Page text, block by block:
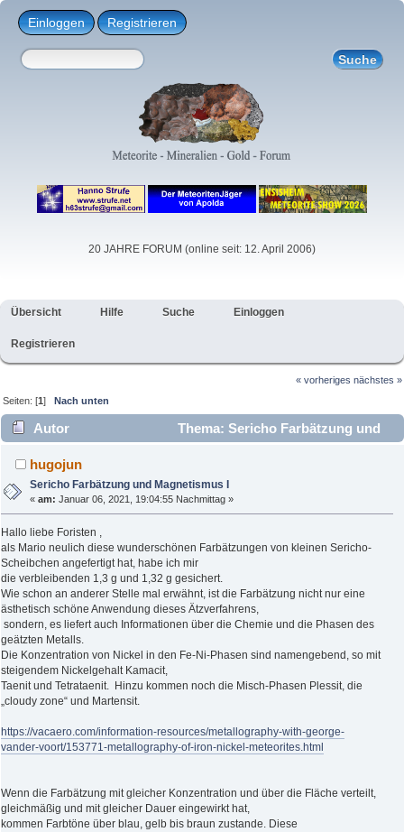
Einloggen Registrieren
20 JAHRE FORUM (online seit: 12. April 2006)
Übersicht Hilfe Suche Einloggen
Registrieren
« vorheriges nächstes »
Seiten: [1]Nach unten
Autor
Thema: Sericho Farbätzung und
Magnetismus I (Gelesen 1928 mal)
hugojun
Sericho Farbätzung und Magnetismus I
«am: Januar 06, 2021, 19:04:55 Nachmittag »
Hallo liebe Foristen ,
als Mario neulich diese wunderschönen Farbätzungen von kleinen Sericho-
Scheibchen angefertigt hat, habe ich mir
die verbleibenden 1,3 g und 1,32 g gesichert.
Wie schon an anderer Stelle mal erwähnt, ist die Farbätzung nicht nur eine
ästhetisch schöne Anwendung dieses Ätzverfahrens,
sondern, es liefert auch Informationen über die Chemie und die Phasen des
geätzten Metalls.
Die Konzentration von Nickel in den Fe-Ni-Phasen sind namengebend, so mit
steigendem Nickelgehalt Kamacit,
Taenit und Tetrataenit. Hinzu kommen noch die Misch-Phasen Plessit, die
„cloudy zone“ und Martensit.
https://vacaero.com/information-resources/metallography-with-george-
vander-voort/153771-metallography-of-iron-nickel-meteorites.html
Wenn die Farbätzung mit gleicher Konzentration und über die Fläche verteilt,
gleichmäßig und mit gleicher Dauer eingewirkt hat,
kommen Farbtöne über blau, gelb bis braun zustande. Diese